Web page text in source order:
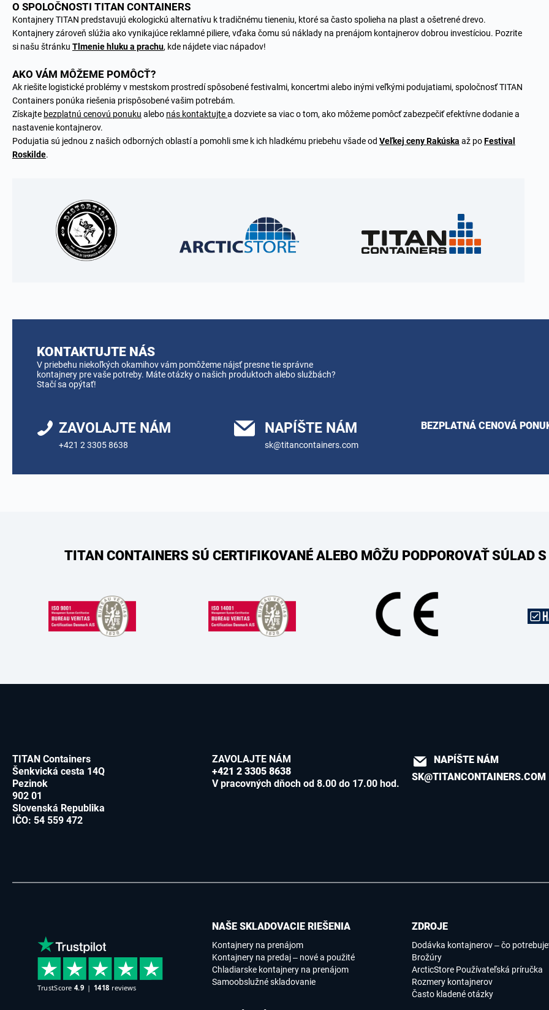
O SPOLOČNOSTI TITAN CONTAINERS
Kontajnery TITAN predstavujú ekologickú alternatívu k tradičnému tieneniu, ktoré sa často spolieha na plast a ošetrené drevo.
Kontajnery zároveň slúžia ako vynikajúce reklamné piliere, vďaka čomu sú náklady na prenájom kontajnerov dobrou investíciou. Pozrite
si našu štránku Tlmenie hluku a prachu, kde nájdete viac nápadov!
AKO VÁM MÔŽEME POMÔCŤ?
Ak riešite logistické problémy v mestskom prostredí spôsobené festivalmi, koncertmi alebo inými veľkými podujatiami, spoločnosť TITAN
Containers ponúka riešenia prispôsobené vašim potrebám.
Získajte bezplatnú cenovú ponuku alebo nás kontaktujtea dozviete sa viac o tom, ako môžeme pomôcť zabezpečiť efektívne dodanie a
nastavenie kontajnerov.
Podujatia sú jednou z našich odborných oblastí a pomohli sme k ich hladkému priebehu všade od Veľkej ceny Rakúska až poFestival
Roskilde.
KONTAKTUJTE NÁS
V priebehu niekoľkých okamihov vám pomôžeme nájsť presne tie správne
kontajnery pre vaše potreby. Máte otázky o našich produktoch alebo službách?
Stačí sa opýtať!
ZAVOLAJTE NÁM
+421 2 3305 8638
NAPÍŠTE NÁM
sk@titancontainers.com
BEZPLATNÁ CENOVÁ
TITAN CONTAINERS SÚ CERTIFIKOVANÉ ALEBO MÔŽU PODPOROVAŤ SÚLAD
TITAN Containers
Šenkvická cesta 14Q
Pezinok
902 01
Slovenská Republika
IČO: 54 559 472
ZAVOLAJTE NÁM
+421 2 3305 8638
V pracovných dňoch od 8.00 do 17.00 hod.
NAPÍŠTE NÁM
SK@TITANCONTAINERS.COM
NAŠE SKLADOVACIE RIEŠENIA
Kontajnery na prenájom
Kontajnery na predaj – nové a použité
Chladiarske kontajnery na prenájom
Samoobslužné skladovanie
ZDROJE
Dodávka kontajnerov – čo
Brožúry
ArcticStore Používateľská príručka
Rozmery kontajnerov
Často kladené otázky